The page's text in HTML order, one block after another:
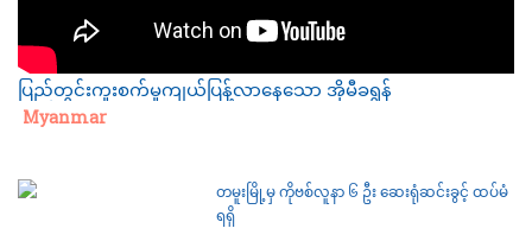
ပြည်တွင်းကူးစက်မှုကျယ်ပြန့်လာနေသော အိုမီခရွန်
Category:
Myanmar
တမူးမြို့မှ ကိုဗစ်လူနာ ၆ ဦး ဆေးရုံဆင်းခွင့် ထပ်မံ
ရရှိ